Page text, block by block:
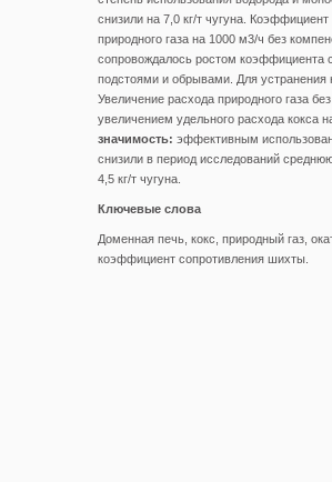
снизили на 7,0 кг/т чугуна.
природного газа на 1000 м3/ч без
сопровождалось ростом коэффициента
подстоями и обрывами. Для
Увеличение расхода природного газа
увеличением удельного расхода кокса
значимость: эффективным
снизили в период исследований
4,5 кг/т чугуна.
Ключевые слова
Доменная печь, кокс, природный газ,
коэффициент сопротивления шихты.